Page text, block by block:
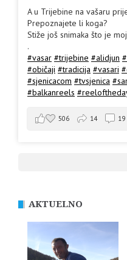
A u Trijebine na vašaru
Prepoznajete li koga?
Stiže još snimaka što je
.
#vasar #trijebine #alidjun
#običaji #tradicija #vasari
#sjenicacom #tvsjenica
#balkanreels
506 14 19
AKTUELNO